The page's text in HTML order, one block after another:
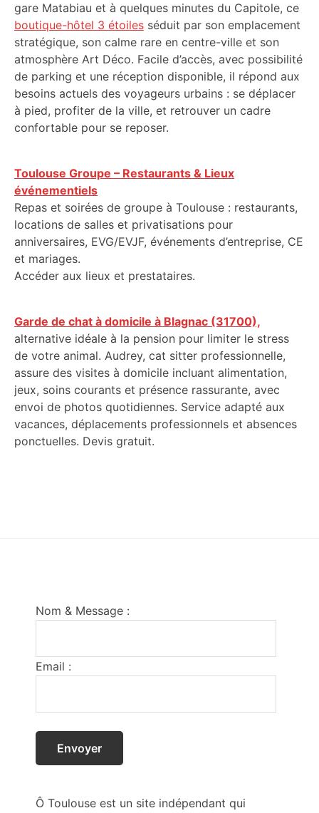
gare Matabiau et à quelques minutes du Capitole, ce
boutique-hôtel 3 étoiles séduit par son emplacement
stratégique, son calme rare en centre-ville et son
atmosphère Art Déco. Facile d’accès, avec possibilité
de parking et une réception disponible, il répond aux
besoins actuels des voyageurs urbains : se déplacer
à pied, profiter de la ville, et retrouver un cadre
confortable pour se reposer.
Toulouse Groupe – Restaurants & Lieux
événementiels
Repas et soirées de groupe à Toulouse : restaurants,
locations de salles et privatisations pour
anniversaires, EVG/EVJF, événements d’entreprise, CE
et mariages.
Accéder aux lieux et prestataires.
Garde de chat à domicile à Blagnac (31700),
alternative idéale à la pension pour limiter le stress
de votre animal. Audrey, cat sitter professionnelle,
assure des visites à domicile incluant alimentation,
jeux, soins courants et présence rassurante, avec
envoi de photos quotidiennes. Service adapté aux
vacances, déplacements professionnels et absences
ponctuelles. Devis gratuit.
Nom & Message :
Email :
Ô Toulouse est un site indépendant qui